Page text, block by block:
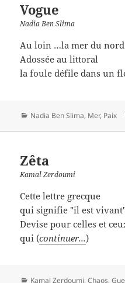
Vogue
Nadia Ben Slima
Au loin …la mer du nord
Adossée au littoral
la foule défile dans un
Catégories
Nadia Ben Slima, Mer, Paix
Zêta
Kamal Zerdoumi
Cette lettre grecque
qui signifie "il est
Devise pour celles et
qui (continuer...)
Catégories
Kamal Zerdoumi,Chaos,